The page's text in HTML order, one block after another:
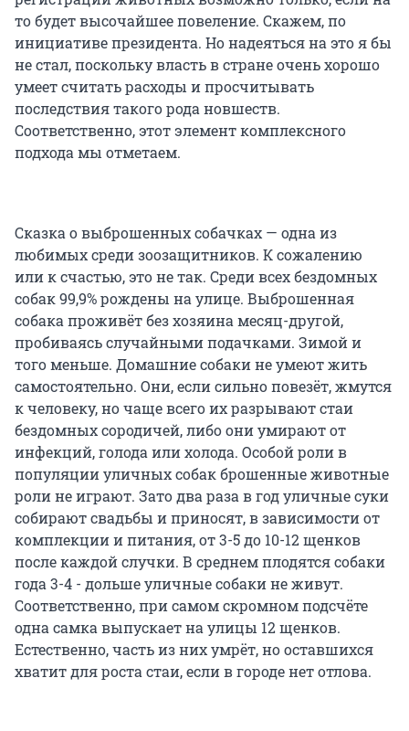
то будет высочайшее повеление. Скажем, по
инициативе президента. Но надеяться на это я бы
не стал, поскольку власть в стране очень хорошо
умеет считать расходы и просчитывать
последствия такого рода новшеств.
Соответственно, этот элемент комплексного
подхода мы отметаем.
Сказка о выброшенных собачках — одна из
любимых среди зоозащитников. К сожалению
или к счастью, это не так. Среди всех бездомных
собак 99,9% рождены на улице. Выброшенная
собака проживёт без хозяина месяц-другой,
пробиваясь случайными подачками. Зимой и
того меньше. Домашние собаки не умеют жить
самостоятельно. Они, если сильно повезёт, жмутся
к человеку, но чаще всего их разрывают стаи
бездомных сородичей, либо они умирают от
инфекций, голода или холода. Особой роли в
популяции уличных собак брошенные животные
роли не играют. Зато два раза в год уличные суки
собирают свадьбы и приносят, в зависимости от
комплекции и питания, от 3-5 до 10-12 щенков
после каждой случки. В среднем плодятся собаки
года 3-4 - дольше уличные собаки не живут.
Соответственно, при самом скромном подсчёте
одна самка выпускает на улицы 12 щенков.
Естественно, часть из них умрёт, но оставшихся
хватит для роста стаи, если в городе нет отлова.